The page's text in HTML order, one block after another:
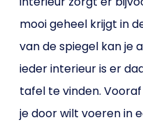
mooi geheel krijgt in
van de spiegel kan je
ieder interieur is er
tafel te vinden.
je door wilt voeren in